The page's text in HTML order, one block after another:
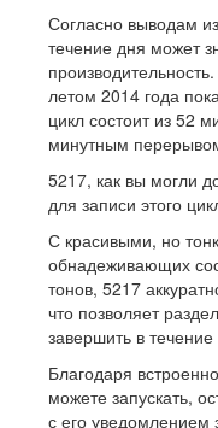
Согласно выводам
течение дня может
летом 2014 года
цикл состоит из 52
минутным
5217, как вы могли
для записи этого
С красивыми, но
обнадеживающих
тонов, 5217
что позволяет
завершить в
Благодаря
можете запускать,
с его уведомлением